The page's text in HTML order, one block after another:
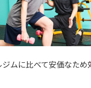
ムに比べて安価なた